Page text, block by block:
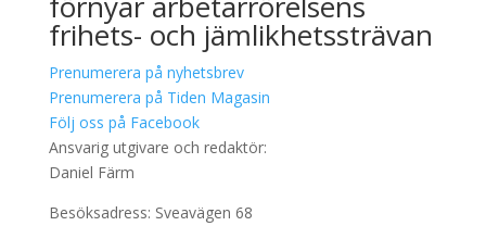
frihets- och jämlikhetssträvan
Prenumerera på nyhetsbrev
Prenumerera på Tiden Magasin
Följ oss på Facebook
Ansvarig utgivare och redaktör:
Daniel Färm
Besöksadress: Sveavägen 68